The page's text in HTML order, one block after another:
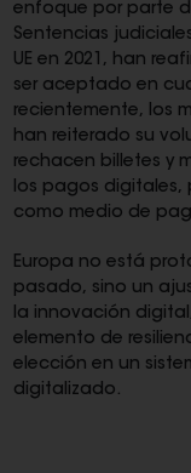
enfoque por parte
Sentencias
UE en 2021, han
ser aceptado en
recientemente, los
han reiterado su
rechacen billetes y
los pagos digitales,
como medio de
Europa no está
pasado, sino un
la innovación
elemento de
elección en un
digitalizado.